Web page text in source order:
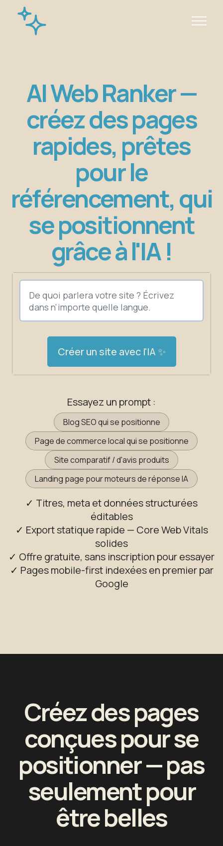
AI Web Ranker —
créez des pages
rapides, prêtes
pour le
référencement, qui
se positionnent
grâce à l'IA !
Créer un site avec l'IA ✨
Essayez un prompt :
Blog SEO qui se positionne
Page de commerce local qui se positionne
Site comparatif / d'avis produits
Landing page pour moteurs de réponse IA
✓ Titres, meta et données structurées
éditables
✓ Export statique rapide — Core Web Vitals
solides
✓ Offre gratuite, sans inscription pour essayer
✓ Pages mobile-first indexées en premier par
Google
Créez des pages
conçues pour se
positionner — pas
seulement pour
être belles